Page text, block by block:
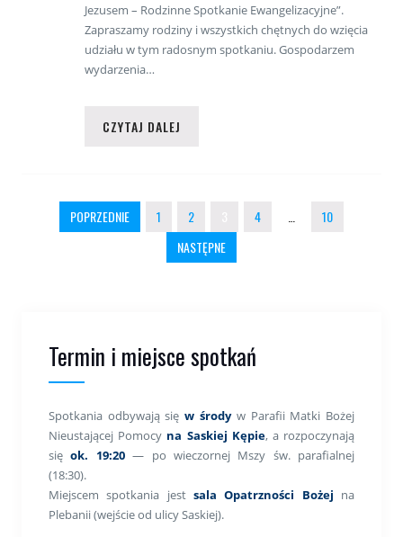
Jezusem – Rodzinne Spotkanie Ewangelizacyjne”.
Zapraszamy rodziny i wszystkich chętnych do wzięcia
udziału w tym radosnym spotkaniu. Gospodarzem
wydarzenia…
CZYTAJ DALEJ
Stronicowanie wpisów
POPRZEDNIE 1 2 4
10
NASTĘPNE
Termin i miejsce spotkań
Spotkania odbywają sięw środyw Parafii Matki Bożej
Nieustającej Pomocy na Saskiej Kępie, a rozpoczynają
sięok. 19:20— po wieczornej Mszy św. parafialnej
(18:30).
Miejscem spotkania jest sala Opatrzności Bożej na
Plebanii (wejście od ulicy Saskiej).